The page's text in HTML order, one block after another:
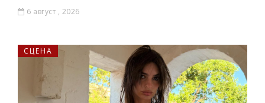
6 август , 2026
СЦЕНА